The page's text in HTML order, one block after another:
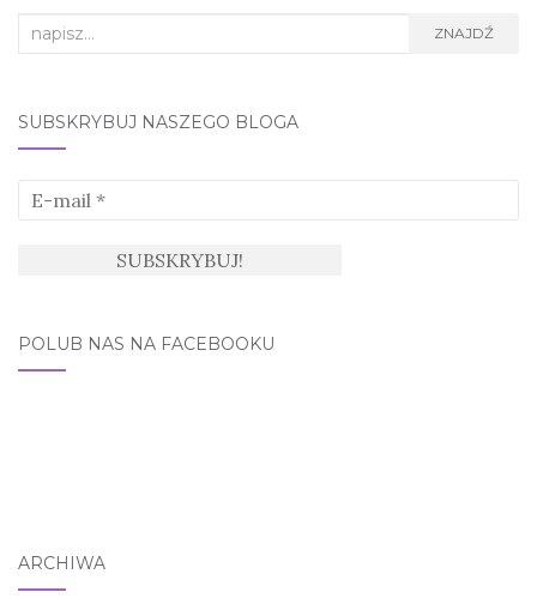
Search
ZNAJDŹ
SUBSKRYBUJ NASZEGO BLOGA
POLUB NAS NA FACEBOOKU
ARCHIWA